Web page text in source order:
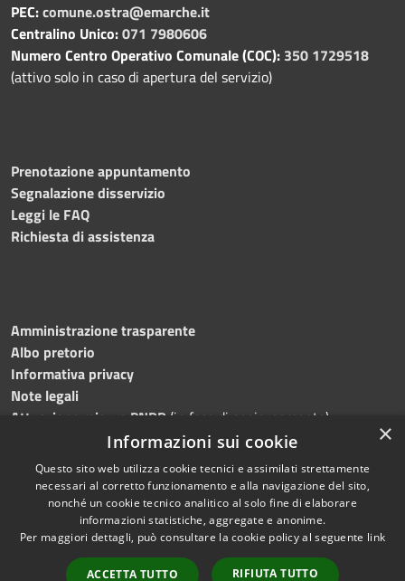
PEC:comune.ostra@emarche.it
Centralino Unico:071 7980606
Numero Centro Operativo Comunale (COC): 350 1729518
(attivo solo in caso di apertura del servizio)
Prenotazione appuntamento
Segnalazione disservizio
Leggi le FAQ
Richiesta di assistenza
Amministrazione trasparente
Albo pretorio
Informativa privacy
Note legali
Attuazione misure PNRR (in fase di aggiornamento)
Dichiarazione di accessibilità
Accessibilità
Copyright © 2026 • Comune di
Ostra • Powered by
Municipium• Accesso
×
Informazioni sui cookie
Questo sito web utilizza cookie tecnici e assimilati strettamente
necessari al corretto funzionamento e alla navigazione del sito,
nonché un cookie tecnico analitico al solo fine di elaborare
informazioni statistiche, aggregate e anonime.
Per maggiori dettagli, può consultare la cookie policy al seguente link
ACCETTA TUTTO RIFIUTA TUTTO